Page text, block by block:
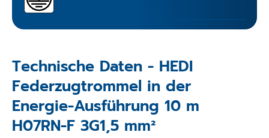
Technische Daten - HEDI
Federzugtrommel in der
Energie-Ausführung 10 m
H07RN-F 3G1,5 mm²